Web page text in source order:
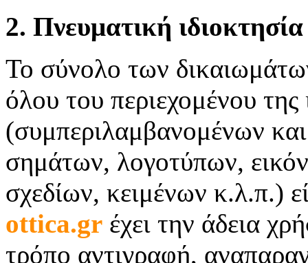
2. Πνευματική ιδιοκτησία
Το σύνολο των
όλου του περιεχομένου της
(συμπεριλαμβανομένων
σημάτων, λογοτύπων,
σχεδίων, κειμένων κ.λ.π.)
ottica.gr έχει την άδεια
τρόπο αντιγραφή,